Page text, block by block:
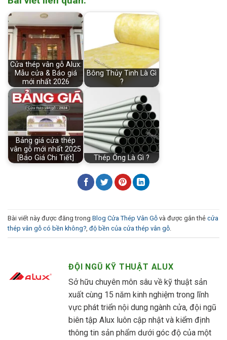
Cửa thép vân gỗ Alux:
Mẫu cửa & Báo giá
mới nhất 2026
Bông Thủy Tinh Là Gì
?
Bảng giá cửa thép
vân gỗ mới nhất 2025
[Báo Giá Chi Tiết]
Thép Ống Là Gì ?
Bài viết này được đăng trong Blog Cửa Thép Vân Gỗ và được gắn thẻ cửa
thép vân gỗ có bền không? độ bền của cửa thép vân gỗ
ĐỘI NGŨ KỸ THUẬT ALUX
Sở hữu chuyên môn sâu về kỹ thuật sản
xuất cùng 15 năm kinh nghiệm trong lĩnh
vực phát triển nội dung ngành cửa, đội ngũ
biên tập Alux luôn cập nhật và kiểm định
thông tin sản phẩm dưới góc độ của một